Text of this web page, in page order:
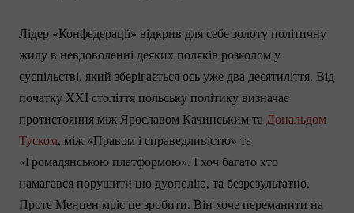
Лідер «Конфедерації» відкрив для себе золоту політичну
жилу в невдоволенні деяких поляків розколом у
суспільстві, який зберігається ось уже два десятиліття. Від
початку XXI століття польську політику визначає
протистояння між Ярославом Качинським та Дональдом
Туском, між «Правом і справедливістю» та
«Громадянською платформою». І хоч багато хто
намагався порушити цю дуополію, та безрезультатно.
Проте Менцен мріє це зробити. Він хоче переманити на